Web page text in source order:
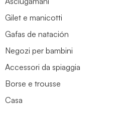
Gilet e manicotti
Gafas de natación
Negozi per bambini
Accessori da spiaggia
Borse e trousse
Casa